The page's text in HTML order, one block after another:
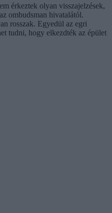
érkeztek olyan visszajelzések,
ombudsman hivatalától.
rosszak. Egyedül az egri
tudni, hogy elkezdték az épület